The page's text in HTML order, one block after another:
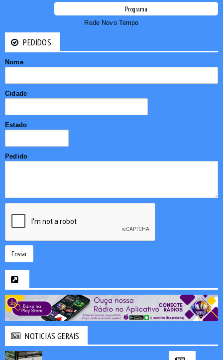
Programa
Rede Novo Tempo
PEDIDOS
Nome
Cidade
Estado
Pedido
Enviar
NOTICIAS GERAIS